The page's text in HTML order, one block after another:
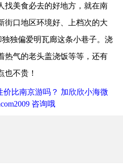
美食必去的好地方，就在南
街口地区环境好、上档次的大
独独偏爱明瓦廊这条小巷子。浇
热气的老头盖浇饭等等，还有
也不贵！
比南京游吗？ 加欣欣小海微
咨询哦